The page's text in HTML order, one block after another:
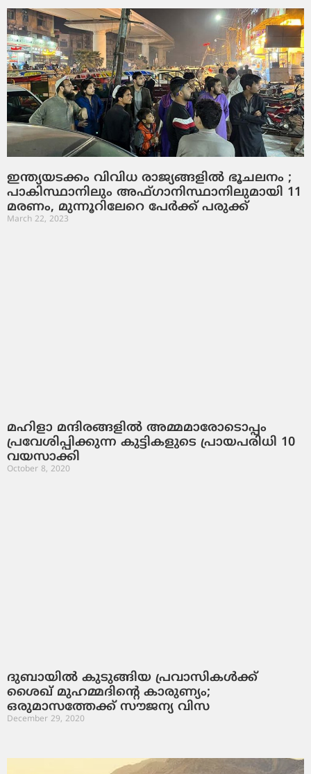
ഇന്ത്യയടക്കം വിവിധ രാജ്യങ്ങളില്‍ ഭൂചലനം ;
പാകിസ്ഥാനിലും അഫ്ഗാനിസ്ഥാനിലുമായി 11
മരണം, മുന്നൂറിലേറെ പേര്‍ക്ക് പരുക്ക്
March 22, 2023
മഹിളാ മന്ദിരങ്ങളില്‍ അമ്മമാരോടൊപ്പം
പ്രവേശിപ്പിക്കുന്ന കുട്ടികളുടെ പ്രായപരിധി 10
വയസാക്കി
October 8, 2020
ദുബായില്‍ കുടുങ്ങിയ പ്രവാസികള്‍ക്ക്
ശൈഖ് മുഹമ്മദിന്റെ കാരുണ്യം;
ഒരുമാസത്തേക്ക് സൗജന്യ വിസ
December 29, 2020